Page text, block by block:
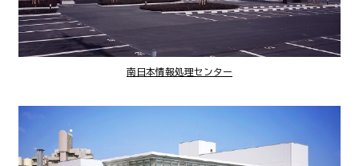
南日本情報処理センター